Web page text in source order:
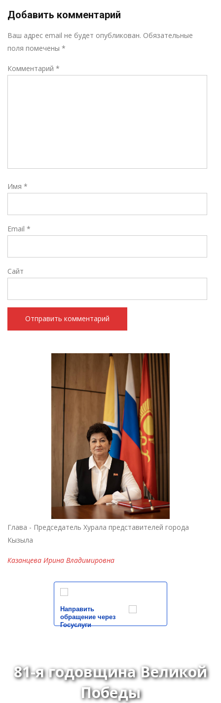
Добавить комментарий
Ваш адрес email не будет опубликован. Обязательные
поля помечены *
Комментарий *
Имя *
Email *
Сайт
Глава - Председатель Хурала представителей города
Кызыла
Казанцева Ирина Владимировна
Направить
обращение через
Госуслуги
81-я годовщина Великой
Победы